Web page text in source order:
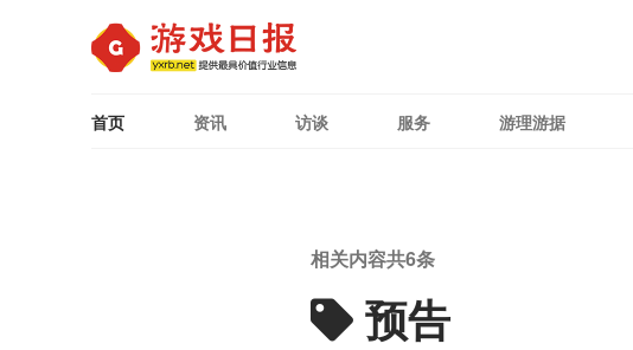
首页 资讯 访谈 服务 游理游据
相关内容共6条
预告